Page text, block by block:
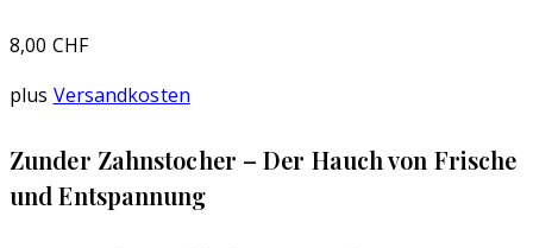
8,00 CHF
plus Versandkosten
‌Zunder Zahnstocher – Der Hauch von Frische
und Entspannung